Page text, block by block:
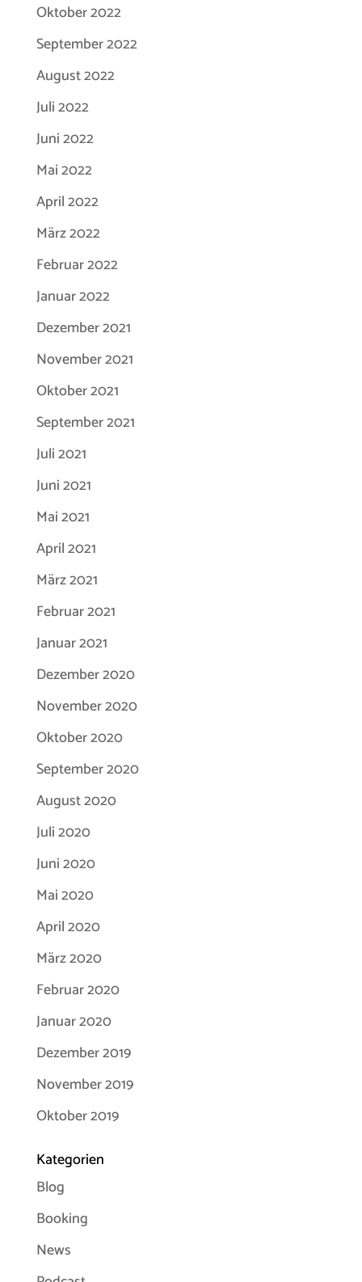
Oktober 2022
September 2022
August 2022
Juli 2022
Juni 2022
Mai 2022
April 2022
März 2022
Februar 2022
Januar 2022
Dezember 2021
November 2021
Oktober 2021
September 2021
Juli 2021
Juni 2021
Mai 2021
April 2021
März 2021
Februar 2021
Januar 2021
Dezember 2020
November 2020
Oktober 2020
September 2020
August 2020
Juli 2020
Juni 2020
Mai 2020
April 2020
März 2020
Februar 2020
Januar 2020
Dezember 2019
November 2019
Oktober 2019
Kategorien
Blog
Booking
News